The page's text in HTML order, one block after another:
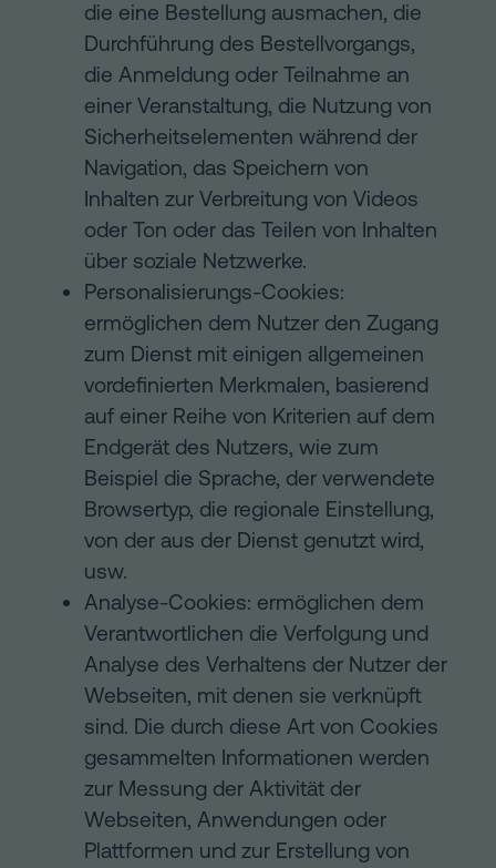
die eine Bestellung ausmachen, die
Durchführung des Bestellvorgangs,
die Anmeldung oder Teilnahme an
einer Veranstaltung, die Nutzung von
Sicherheitselementen während der
Navigation, das Speichern von
Inhalten zur Verbreitung von Videos
oder Ton oder das Teilen von Inhalten
über soziale Netzwerke.
Personalisierungs-Cookies:
ermöglichen dem Nutzer den Zugang
zum Dienst mit einigen allgemeinen
vordefinierten Merkmalen, basierend
auf einer Reihe von Kriterien auf dem
Endgerät des Nutzers, wie zum
Beispiel die Sprache, der verwendete
Browsertyp, die regionale Einstellung,
von der aus der Dienst genutzt wird,
usw.
Analyse-Cookies: ermöglichen dem
Verantwortlichen die Verfolgung und
Analyse des Verhaltens der Nutzer der
Webseiten, mit denen sie verknüpft
sind. Die durch diese Art von Cookies
gesammelten Informationen werden
zur Messung der Aktivität der
Webseiten, Anwendungen oder
Plattformen und zur Erstellung von